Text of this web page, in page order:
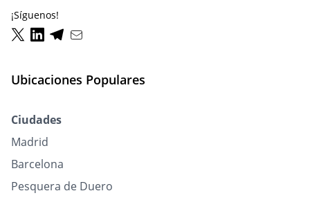
¡Síguenos!
Ubicaciones Populares
Ciudades
Madrid
Barcelona
Pesquera de Duero